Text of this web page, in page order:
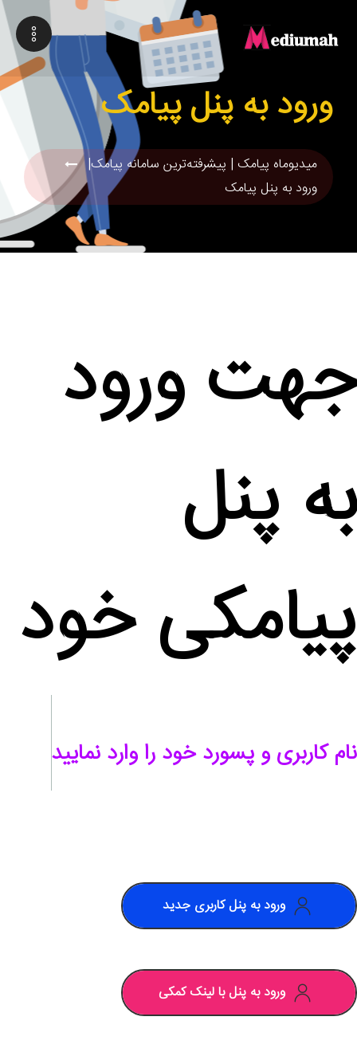
ورود به پنل پیامک
میدیوماه پیامک | پیشرفته‌ترین سامانه پیامک|
ورود به پنل پیامک
جهت ورود
به پنل
پیامکی خود
نام کاربری و پسورد خود را وارد نمایید
ورود به پنل کاربری جدید
ورود به پنل با لینک کمکی